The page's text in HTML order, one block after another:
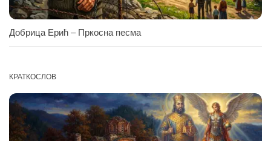
Добрица Ерић – Пркосна песма
КРАТКОСЛОВ